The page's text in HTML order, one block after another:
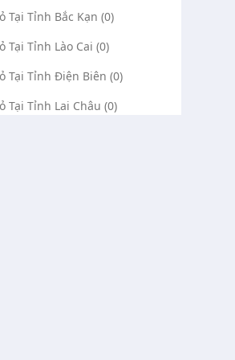
Tại Tỉnh Bắc Kạn (0)
Tại Tỉnh Lào Cai (0)
Tại Tỉnh Điện Biên (0)
Tại Tỉnh Lai Châu (0)